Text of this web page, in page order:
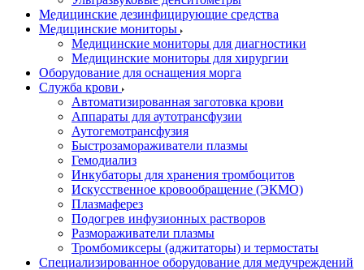
Медицинские дезинфицирующие средства
Медицинские мониторы
Медицинские мониторы для диагностики
Медицинские мониторы для хирургии
Оборудование для оснащения морга
Служба крови
Автоматизированная заготовка крови
Аппараты для аутотрансфузии
Аутогемотрансфузия
Быстрозамораживатели плазмы
Гемодиализ
Инкубаторы для хранения тромбоцитов
Искусственное кровообращение (ЭКМО)
Плазмаферез
Подогрев инфузионных растворов
Размораживатели плазмы
Тромбомиксеры (аджитаторы) и термостаты
Специализированное оборудование для медучреждений